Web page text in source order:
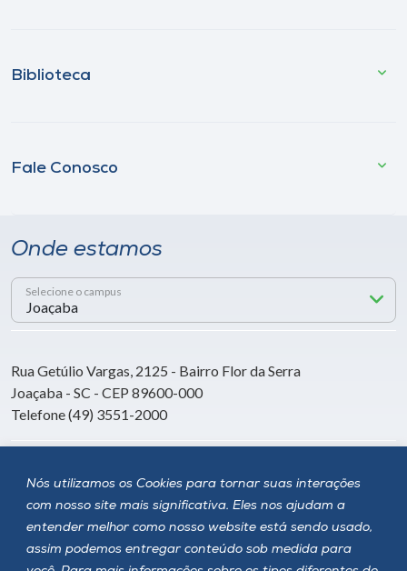
Nós utilizamos os Cookies para tornar suas interações
com nosso site mais significativa. Eles nos ajudam a
entender melhor como nosso website está sendo usado,
assim podemos entregar conteúdo sob medida para
Biblioteca
Fale Conosco
Onde estamos
Selecione o campus
Rua Getúlio Vargas, 2125 - Bairro Flor da Serra
Joaçaba - SC - CEP 89600-000
Telefone (49) 3551-2000
Siga a Unoesc